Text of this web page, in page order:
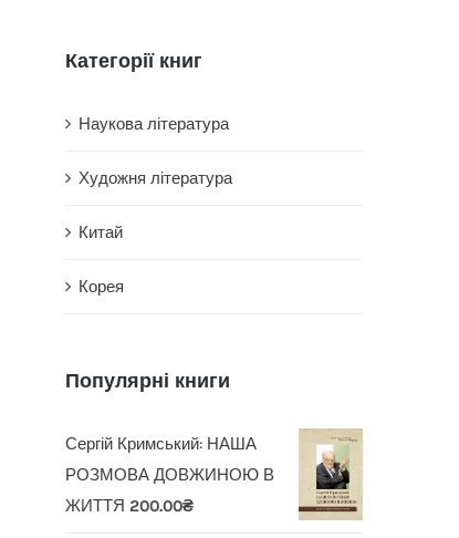
Категорії книг
Наукова література
Художня література
Китай
Корея
Популярні книги
Сергій Кримський: НАША
РОЗМОВА ДОВЖИНОЮ В
ЖИТТЯ 200.00₴